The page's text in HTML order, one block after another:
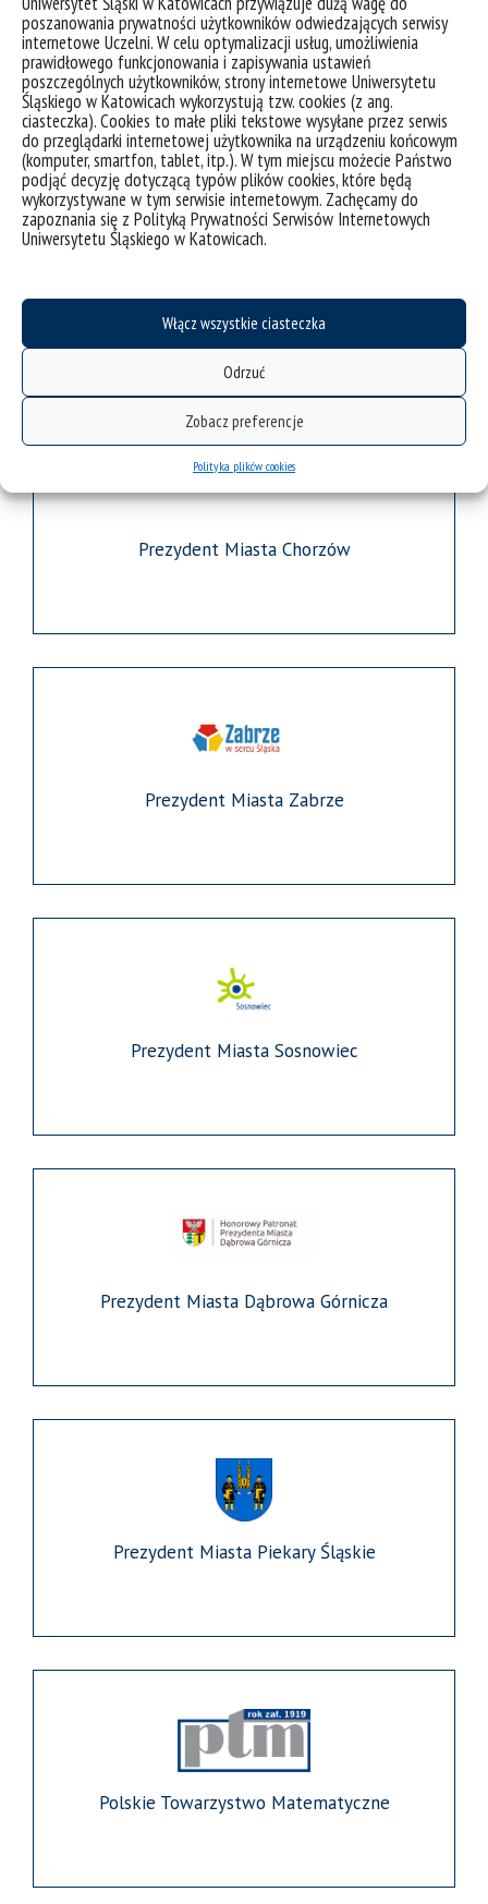
poszanowania prywatności użytkowników odwiedzających serwisy
internetowe Uczelni. W celu optymalizacji usług, umożliwienia
prawidłowego funkcjonowania i zapisywania ustawień
poszczególnych użytkowników, strony internetowe Uniwersytetu
Śląskiego w Katowicach wykorzystują tzw. cookies (z ang.
ciasteczka). Cookies to małe pliki tekstowe wysyłane przez serwis
do przeglądarki internetowej użytkownika na urządzeniu końcowym
(komputer, smartfon, tablet, itp.). W tym miejscu możecie Państwo
podjąć decyzję dotyczącą typów plików cookies, które będą
wykorzystywane w tym serwisie internetowym. Zachęcamy do
zapoznania się z Polityką Prywatności Serwisów Internetowych
Uniwersytetu Śląskiego w Katowicach.
Włącz wszystkie ciasteczka
Odrzuć
Zobacz preferencje
Polityka plików cookies
Śląskie Kuratorium Oświaty
Prezydent Miasta Katowice
Prezydent Miasta Chorzów
Prezydent Miasta Zabrze
Prezydent Miasta Sosnowiec
Prezydent Miasta Dąbrowa Górnicza
Prezydent Miasta Piekary Śląskie
Polskie Towarzystwo Matematyczne